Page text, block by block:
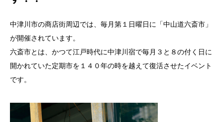
中津川市の商店街周辺では、毎月第１日曜日に「中山道六斎市」
が開催されています。
六斎市とは、かつて江戸時代に中津川宿で毎月３と８の付く日に
開かれていた定期市を１４０年の時を越えて復活させたイベント
です。